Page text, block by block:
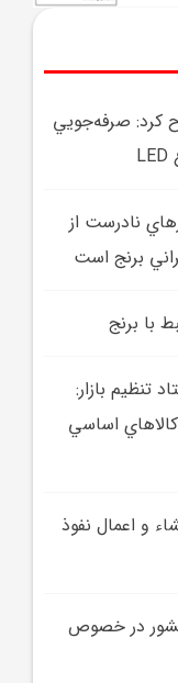
کرد: صرفه‌جويي
نادرست از
برنج است
با برنج
تنظيم بازار:
اساسي
و اعمال نفوذ
کشور در خصوص